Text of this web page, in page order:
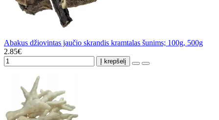
Abakus džiovintas jaučio skrandis kramtalas šunims; 100g, 500g
2.85€
Į krepšelį